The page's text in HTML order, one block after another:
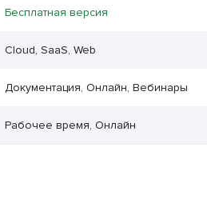
Бесплатная версия
Cloud, SaaS, Web
Документация, Онлайн, Вебинары
Рабочее время, Онлайн